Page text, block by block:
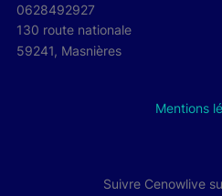
0628492927
130 route nationale
59241, Masnières
Mentions
Suivre Cenowlive